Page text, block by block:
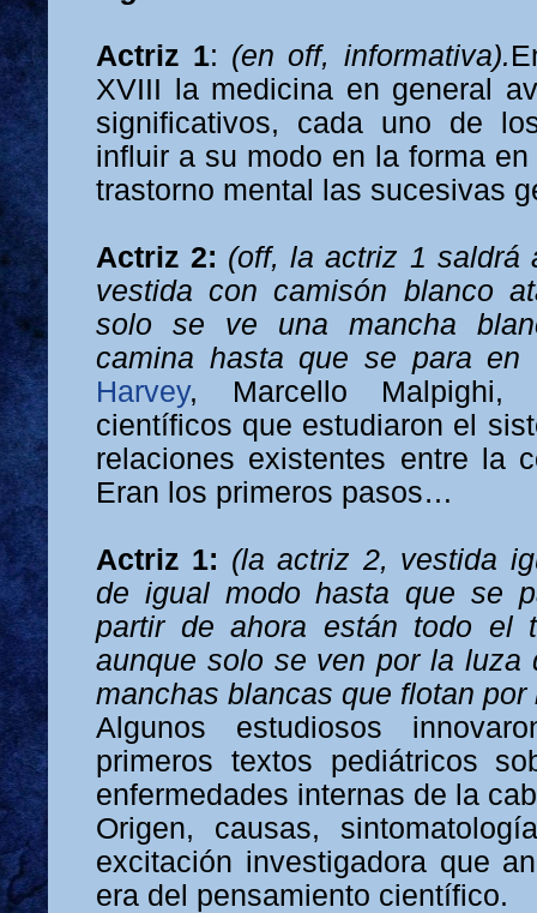
Actriz 1: (en off, informativa).
XVIII la medicina en general
significativos, cada uno de
influir a su modo en la forma
trastorno mental las sucesivas
Actriz 2: (off, la actriz 1 saldrá
vestida con camisón blanco
solo se ve una mancha
camina hasta que se para en
Harvey, Marcello Malpighi,
científicos que estudiaron el
relaciones existentes entre la
Eran los primeros pasos…
Actriz 1: (la actriz 2, vestida
de igual modo hasta que se
partir de ahora están todo el
aunque solo se ven por la luza
manchas blancas que flotan por
Algunos estudiosos
primeros textos pediátricos
enfermedades internas de la
Origen, causas,
excitación investigadora que
era del pensamiento científico.